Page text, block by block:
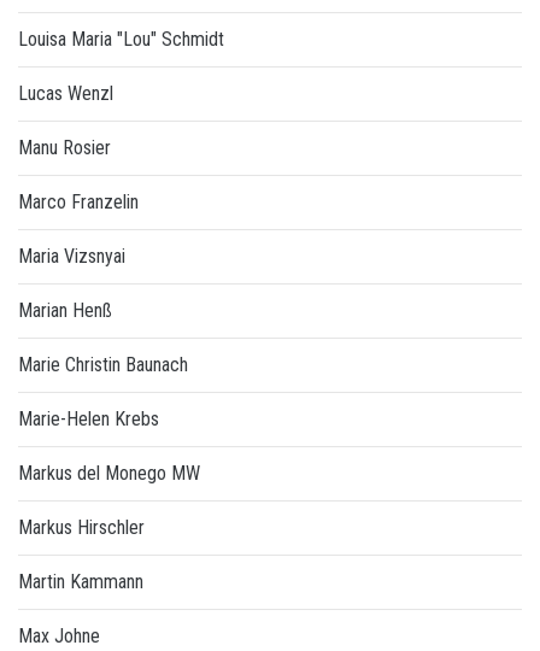
Louisa Maria "Lou" Schmidt
Lucas Wenzl
Manu Rosier
Marco Franzelin
Maria Vizsnyai
Marian Henß
Marie Christin Baunach
Marie-Helen Krebs
Markus del Monego MW
Markus Hirschler
Martin Kammann
Max Johne